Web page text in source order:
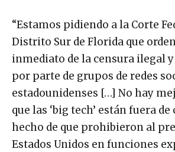
“Estamos pidiendo a la Corte
Distrito Sur de Florida que
inmediato de la censura ilegal
por parte de grupos de redes
estadounidenses […] No hay
que las ‘big tech’ están fuera
hecho de que prohibieron al
Estados Unidos en funciones